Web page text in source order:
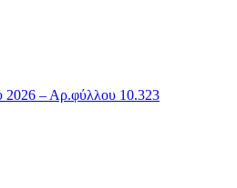
2026 – Αρ.φύλλου 10.323